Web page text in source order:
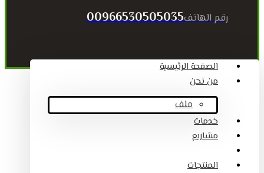
رقم الهاتف00966530505035
الصفحة الرئيسية
من نحن
ملف
خدمات
مشاريع
المنتجات